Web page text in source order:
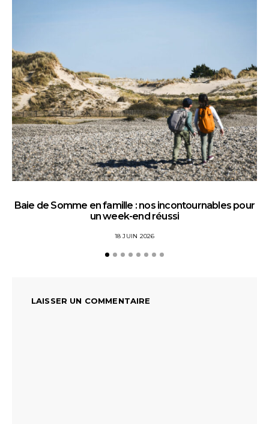
Baie de Somme en famille : nos incontournables pour
un week-end réussi
18 JUIN 2026
LAISSER UN COMMENTAIRE